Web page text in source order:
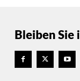
Bleiben